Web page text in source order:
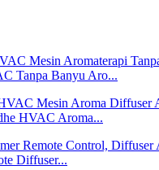
Tanpa Banyu Aro...
HVAC Aroma...
Diffuser...